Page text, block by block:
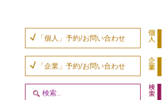
「個人」予約/お問い合わせ
「企業」予約/お問い合わせ